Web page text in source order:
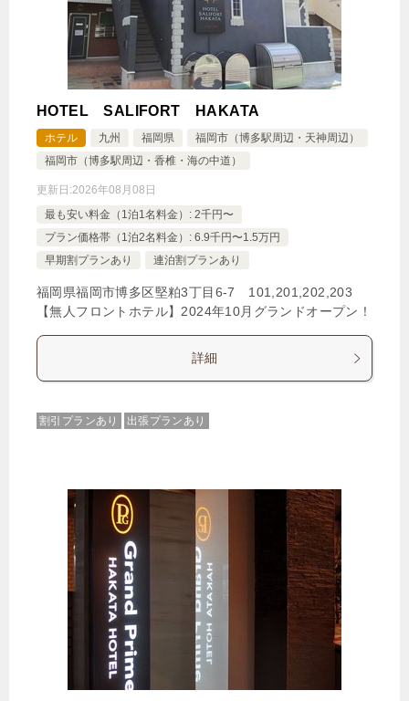
HOTEL SALIFORT HAKATA
ホテル 九州 福岡県
福岡市（博多駅周辺・天神周辺）
福岡市（博多駅周辺・香椎・海の中道）
更新日:2026年08月08日
最も安い料金（1泊1名料金）: 2千円〜
プラン価格帯（1泊2名料金）: 6.9千円〜1.5万円
早期割プランあり
連泊割プランあり
福岡県福岡市博多区堅粕3丁目6‐7 101,201,202,203
【無人フロントホテル】2024年10月グランドオープン！
詳細
割引プランあり 出張プランあり